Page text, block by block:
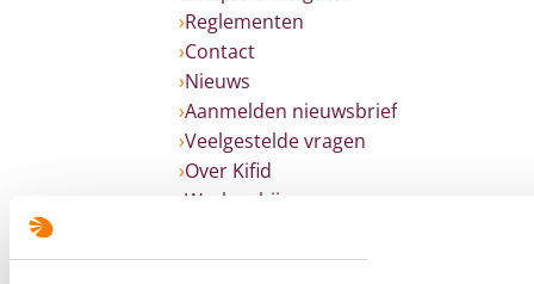
Reglementen
Contact
Nieuws
Aanmelden nieuwsbrief
Veelgestelde vragen
Over Kifid
Werken bij
Volg ons op